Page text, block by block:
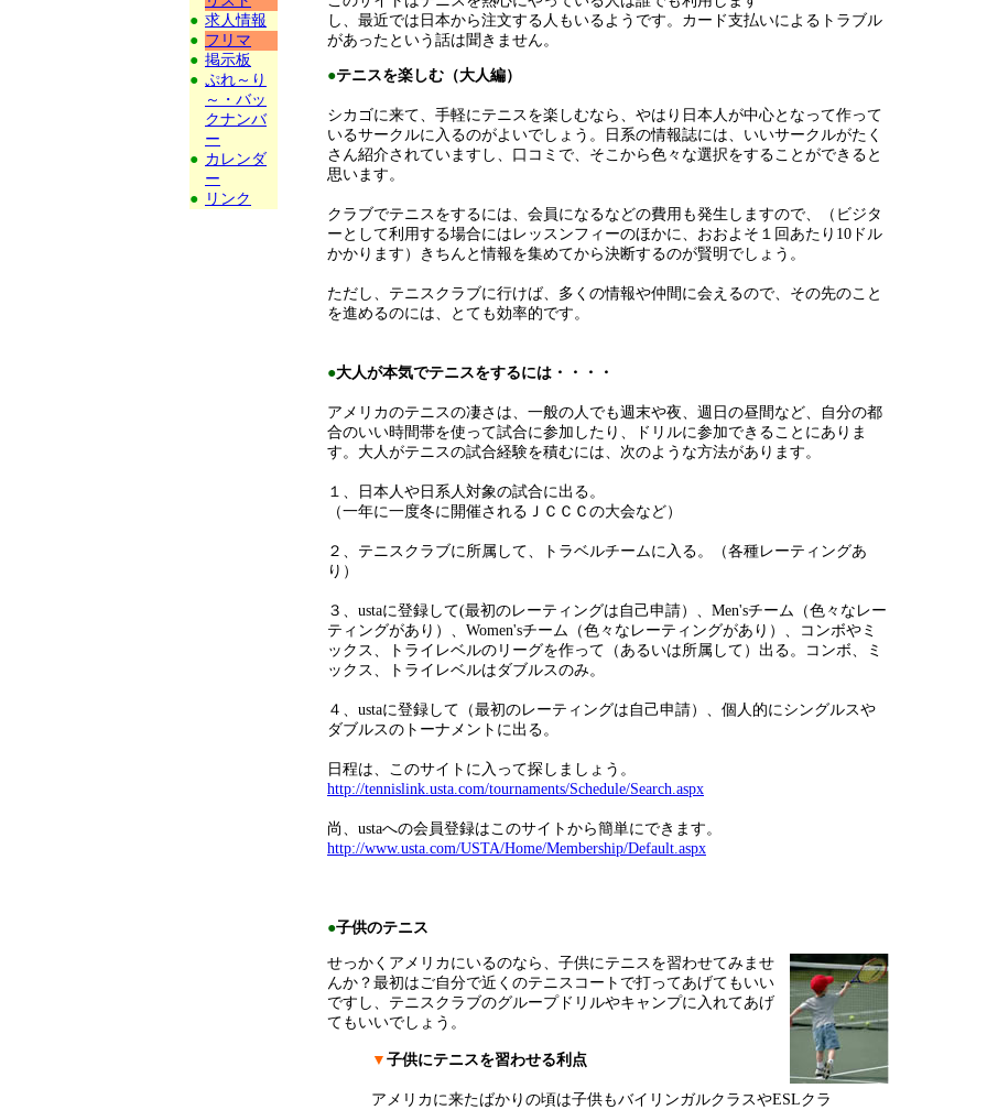
● 求人情報
● フリマ
● 掲示板
● ぷれ～り
～・バッ
クナンバ
ー
● カレンダ
ー
● リンク
し、最近では日本から注文する人もいるようです。カード支払いによるトラブル
があったという話は聞きません。
●テニスを楽しむ（大人編）
シカゴに来て、手軽にテニスを楽しむなら、やはり日本人が中心となって作って
いるサークルに入るのがよいでしょう。日系の情報誌には、いいサークルがたく
さん紹介されていますし、口コミで、そこから色々な選択をすることができると
思います。
クラブでテニスをするには、会員になるなどの費用も発生しますので、（ビジタ
ーとして利用する場合にはレッスンフィーのほかに、おおよそ１回あたり10ドル
かかります）きちんと情報を集めてから決断するのが賢明でしょう。
ただし、テニスクラブに行けば、多くの情報や仲間に会えるので、その先のこと
を進めるのには、とても効率的です。
●大人が本気でテニスをするには・・・・
アメリカのテニスの凄さは、一般の人でも週末や夜、週日の昼間など、自分の都
合のいい時間帯を使って試合に参加したり、ドリルに参加できることにありま
す。大人がテニスの試合経験を積むには、次のような方法があります。
１、日本人や日系人対象の試合に出る。
（一年に一度冬に開催されるＪＣＣＣの大会など）
２、テニスクラブに所属して、トラベルチームに入る。（各種レーティングあ
り）
３、ustaに登録して(最初のレーティングは自己申請）、Men'sチーム（色々なレー
ティングがあり）、Women'sチーム（色々なレーティングがあり）、コンボやミ
ックス、トライレベルのリーグを作って（あるいは所属して）出る。コンボ、ミ
ックス、トライレベルはダブルスのみ。
４、ustaに登録して（最初のレーティングは自己申請）、個人的にシングルスや
ダブルスのトーナメントに出る。
日程は、このサイトに入って探しましょう。
http://tennislink.usta.com/tournaments/Schedule/Search.aspx
尚、ustaへの会員登録はこのサイトから簡単にできます。
http://www.usta.com/USTA/Home/Membership/Default.aspx
●子供のテニス
せっかくアメリカにいるのなら、子供にテニスを習わせてみませ
んか？最初はご自分で近くのテニスコートで打ってあげてもいい
ですし、テニスクラブのグループドリルやキャンプに入れてあげ
てもいいでしょう。
▼ 子供にテニスを習わせる利点
アメリカに来たばかりの頃は子供もバイリンガルクラスやESLクラ